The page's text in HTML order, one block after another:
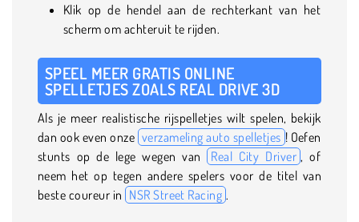
Klik op de hendel aan de rechterkant van het
scherm om achteruit te rijden.
SPEEL MEER GRATIS ONLINE
SPELLETJES ZOALS REAL DRIVE 3D
Als je meer realistische rijspelletjes wilt spelen, bekijk
dan ook even onze verzameling auto spelletjes ! Oefen
stunts op de lege wegen van Real City Driver , of
neem het op tegen andere spelers voor de titel van
beste coureur in NSR Street Racing .